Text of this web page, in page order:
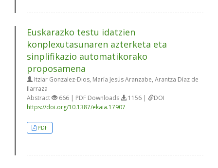
Euskarazko testu idatzien
konplexutasunaren azterketa eta
sinplifikazio automatikorako
proposamena
Itziar Gonzalez-Dios, María Jesús Aranzabe, Arantza Díaz de
Ilarraza
Abstract
666 | PDF Downloads 1156 |
DOI
https://doi.org/10.1387/ekaia.17907
PDF